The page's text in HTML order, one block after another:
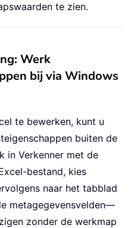
te zien.
Werk
bij via Windows
te bewerken, kunt u
buiten de
in Verkenner met de
bestand, kies
naar het tabblad
metagegevensvelden—
zonder de werkmap